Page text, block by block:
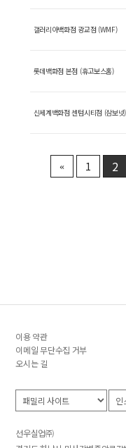
갤러리아백화점 광교점 (WMF)
롯데백화점 본점 (휴고보스홈)
신세계백화점 센텀시티점 (삼보넷)
« 1 2
이용 약관
이메일 무단수집 거부
오시는 길
선우실업㈜